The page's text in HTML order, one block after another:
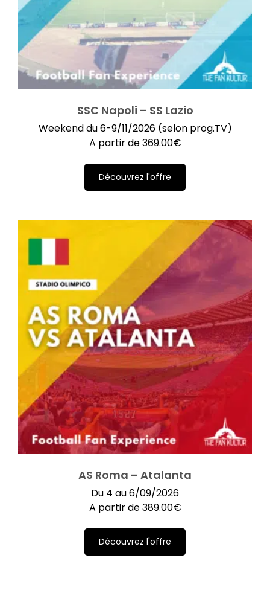
SSC Napoli – SS Lazio
Weekend du 6-9/11/2026 (selon prog.TV)
A partir de369.00€
Découvrez l'offre
AS Roma – Atalanta
Du 4 au 6/09/2026
A partir de389.00€
Découvrez l'offre